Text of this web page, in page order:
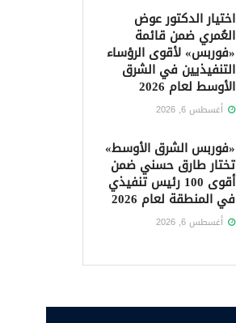
اختيار الدكتور عوض
العُمري ضمن قائمة
«فوربس» لأقوى الرؤساء
التنفيذيين في الشرق
الأوسط لعام 2026
أغسطس 6, 2026
«فوربس الشرق الأوسط»
تختار طارق حسني ضمن
أقوى 100 رئيس تنفيذي
في المنطقة لعام 2026
أغسطس 6, 2026